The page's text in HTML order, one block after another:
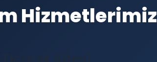
Hizmetlerimiz